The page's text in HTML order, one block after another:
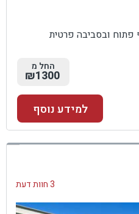
פתוח ובסביבה פרטית
החל מ
₪1300
למידע נוסף
3 חוות דעת